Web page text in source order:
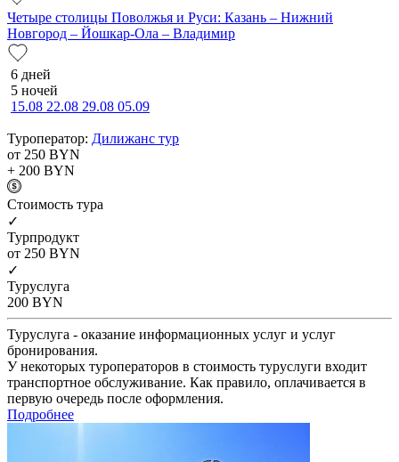
Четыре столицы Поволжья и Руси: Казань – Нижний
Новгород – Йошкар-Ола – Владимир
6 дней
5 ночей
15.08 22.08 29.08 05.09
Туроператор: Дилижанс тур
от 250 BYN
+ 200 BYN
Cтоимость тура
✓
Турпродукт
от 250 BYN
✓
Туруслуга
200 BYN
Туруслуга - оказание информационных услуг и услуг
бронирования.
У некоторых туроператоров в стоимость туруслуги входит
транспортное обслуживание. Как правило, оплачивается в
первую очередь после оформления.
Подробнее